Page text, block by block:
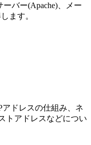
バー(Apache)、メー
ます。
ドレスの仕組み、ネ
トアドレスなどについ